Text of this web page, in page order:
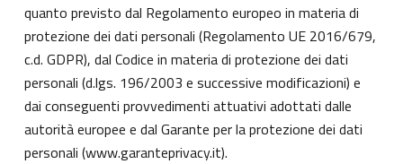
quanto previsto dal Regolamento europeo in materia di
protezione dei dati personali (Regolamento UE 2016/679,
c.d. GDPR), dal Codice in materia di protezione dei dati
personali (d.lgs. 196/2003 e successive modificazioni) e
dai conseguenti provvedimenti attuativi adottati dalle
autorità europee e dal Garante per la protezione dei dati
personali (www.garanteprivacy.it).